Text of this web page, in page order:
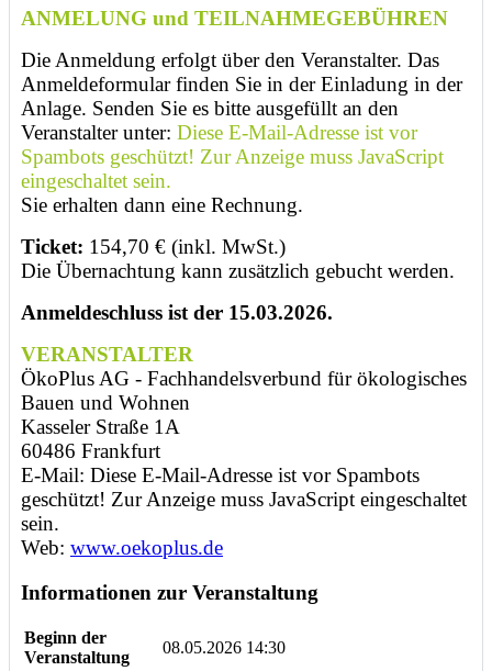
ANMELUNG und TEILNAHMEGEBÜHREN
Die Anmeldung erfolgt über den Veranstalter. Das
Anmeldeformular finden Sie in der Einladung in der
Anlage. Senden Sie es bitte ausgefüllt an den
Veranstalter unter: Diese E-Mail-Adresse ist vor
Spambots geschützt! Zur Anzeige muss JavaScript
eingeschaltet sein.
Sie erhalten dann eine Rechnung.
Ticket: 154,70 € (inkl. MwSt.)
Die Übernachtung kann zusätzlich gebucht werden.
Anmeldeschluss ist der 15.03.2026.
VERANSTALTER
ÖkoPlus AG - Fachhandelsverbund für ökologisches
Bauen und Wohnen
Kasseler Straße 1A
60486 Frankfurt
E-Mail: Diese E-Mail-Adresse ist vor Spambots
geschützt! Zur Anzeige muss JavaScript eingeschaltet
sein.
Web: www.oekoplus.de
Informationen zur Veranstaltung
Beginn der
Veranstaltung
08.05.2026 14:30